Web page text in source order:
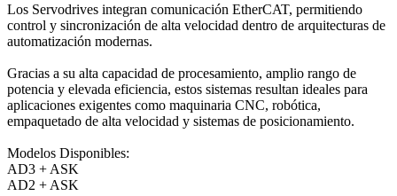
Los Servodrives integran comunicación EtherCAT, permitiendo
control y sincronización de alta velocidad dentro de arquitecturas de
automatización modernas.
Gracias a su alta capacidad de procesamiento, amplio rango de
potencia y elevada eficiencia, estos sistemas resultan ideales para
aplicaciones exigentes como maquinaria CNC, robótica,
empaquetado de alta velocidad y sistemas de posicionamiento.
Modelos Disponibles:
AD3 + ASK
AD2 + ASK